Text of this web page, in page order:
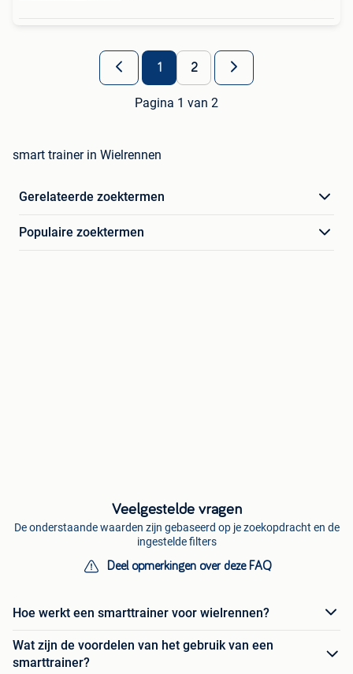
1 2
Pagina 1 van 2
smart trainer in Wielrennen
Gerelateerde zoektermen
Populaire zoektermen
Veelgestelde vragen
De onderstaande waarden zijn gebaseerd op je zoekopdracht en de
ingestelde filters
Deel opmerkingen over deze FAQ
Hoe werkt een smarttrainer voor wielrennen?
Wat zijn de voordelen van het gebruik van een
smarttrainer?